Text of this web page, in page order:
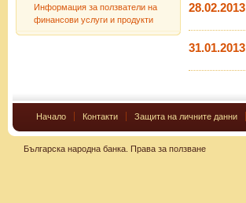
Информация за ползватели на
финансови услуги и продукти
28.02.2013
31.01.2013
Начало Контакти Защита на личните данни
Българска народна банка. Права за ползване